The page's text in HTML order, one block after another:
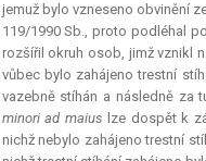
jemuž bylo vzneseno obvinění
119/1990 Sb., proto podléhal
rozšířil okruh osob, jimž vznikl
vůbec bylo zahájeno trestní
vazebně stíhán a následně za
minori ad maius lze dospět k
nichž nebylo zahájeno trestní